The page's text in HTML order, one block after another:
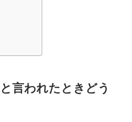
言われたときどう